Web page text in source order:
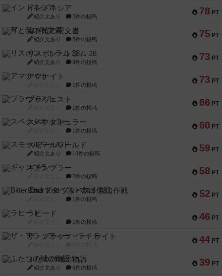
78 PT
インドネシア
紹介文あり 2件の投稿
75 PT
宵と暁の呪文書
紹介文あり 8件の投稿
73 PT
リスボン・トラム 28
紹介文あり 9件の投稿
73 PT
アマナイト
1件の投稿
66 PT
ブラヴェスト
1件の投稿
60 PT
スペクタキュラー
1件の投稿
59 PT
スモールワールド
紹介文あり 13件の投稿
58 PT
ギャンブラー
2件の投稿
52 PT
Bitter End ブタペスト救出作戦
1件の投稿
46 PT
ラピード
1件の投稿
44 PT
ザ・フラッフィー・ライト
39 PT
ふたつの城の物語
紹介文あり 6件の投稿